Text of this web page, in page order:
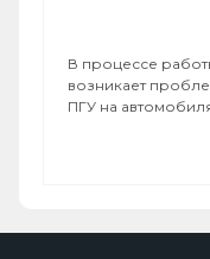
В процессе
возникает
ПГУ на